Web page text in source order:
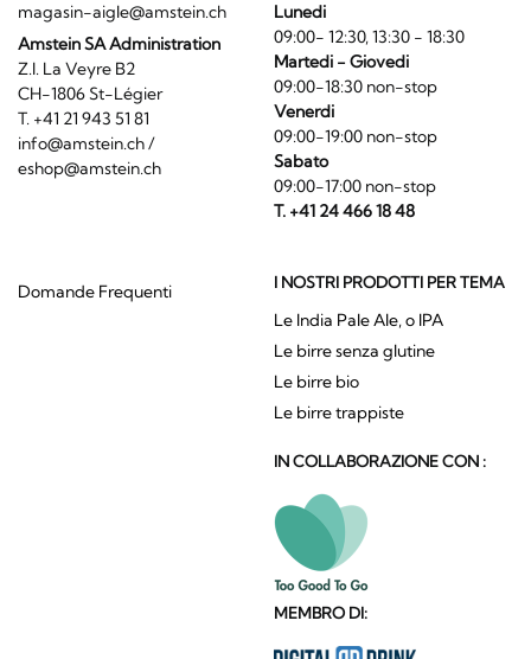
magasin-aigle@amstein.ch
Amstein SA Administration
Z.I. La Veyre B2
CH-1806 St-Légier
T. +41 21 943 51 81
info@amstein.ch/
eshop@amstein.ch
Lunedi
09:00- 12:30, 13:30 - 18:30
Martedi - Giovedi
09:00-18:30 non-stop
Venerdi
09:00-19:00 non-stop
Sabato
09:00-17:00 non-stop
T. +41 24 466 18 48
Domande Frequenti I NOSTRI PRODOTTI PER TEMA
Le India Pale Ale, o IPA
Le birre senza glutine
Le birre bio
Le birre trappiste
IN COLLABORAZIONE CON :
MEMBRO DI: